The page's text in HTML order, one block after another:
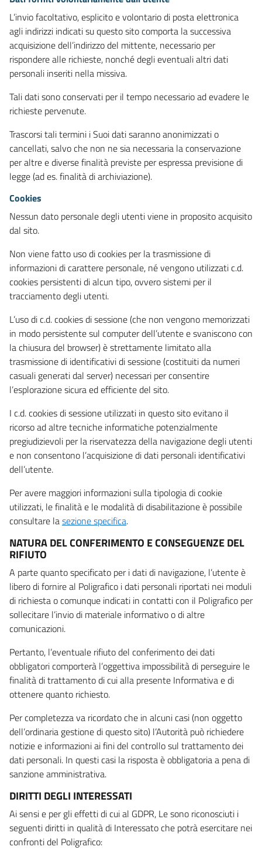
L’invio facoltativo, esplicito e volontario di posta elettronica
agli indirizzi indicati su questo sito comporta la successiva
acquisizione dell’indirizzo del mittente, necessario per
rispondere alle richieste, nonché degli eventuali altri dati
personali inseriti nella missiva.
Tali dati sono conservati per il tempo necessario ad evadere le
richieste pervenute.
Trascorsi tali termini i Suoi dati saranno anonimizzati o
cancellati, salvo che non ne sia necessaria la conservazione
per altre e diverse finalità previste per espressa previsione di
legge (ad es. finalità di archiviazione).
Cookies
Nessun dato personale degli utenti viene in proposito acquisito
dal sito.
Non viene fatto uso di cookies per la trasmissione di
informazioni di carattere personale, né vengono utilizzati c.d.
cookies persistenti di alcun tipo, ovvero sistemi per il
tracciamento degli utenti.
L’uso di c.d. cookies di sessione (che non vengono memorizzati
in modo persistente sul computer dell’utente e svaniscono con
la chiusura del browser) è strettamente limitato alla
trasmissione di identificativi di sessione (costituiti da numeri
casuali generati dal server) necessari per consentire
l’esplorazione sicura ed efficiente del sito.
I c.d. cookies di sessione utilizzati in questo sito evitano il
ricorso ad altre tecniche informatiche potenzialmente
pregiudizievoli per la riservatezza della navigazione degli utenti
e non consentono l’acquisizione di dati personali identificativi
dell’utente.
Per avere maggiori informazioni sulla tipologia di cookie
utilizzati, le finalità e le modalità di disabilitazione è possibile
consultare lasezione specifica.
NATURA DEL CONFERIMENTO E CONSEGUENZE DEL
RIFIUTO
A parte quanto specificato per i dati di navigazione, l’utente è
libero di fornire al Poligrafico i dati personali riportati nei moduli
di richiesta o comunque indicati in contatti con il Poligrafico per
sollecitare l’invio di materiale informativo o di altre
comunicazioni.
Pertanto, l’eventuale rifiuto del conferimento dei dati
obbligatori comporterà l’oggettiva impossibilità di perseguire le
finalità di trattamento di cui alla presente Informativa e di
ottenere quanto richiesto.
Per completezza va ricordato che in alcuni casi (non oggetto
dell’ordinaria gestione di questo sito) l’Autorità può richiedere
notizie e informazioni ai fini del controllo sul trattamento dei
dati personali. In questi casi la risposta è obbligatoria a pena di
sanzione amministrativa.
DIRITTI DEGLI INTERESSATI
Ai sensi e per gli effetti di cui al GDPR, Le sono riconosciuti i
seguenti diritti in qualità di Interessato che potrà esercitare nei
confronti del Poligrafico: